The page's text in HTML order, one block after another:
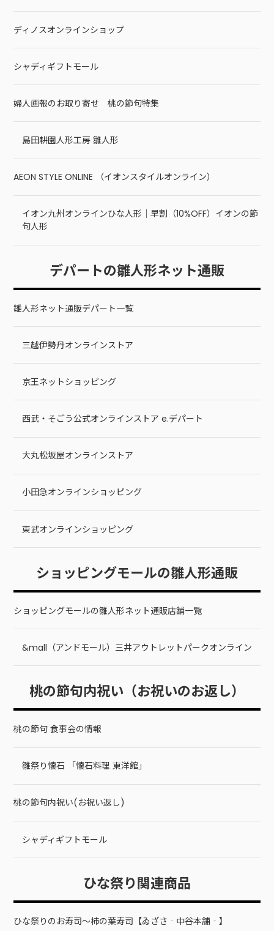
ディノスオンラインショップ
シャディギフトモール
婦人画報のお取り寄せ 桃の節句特集
島田耕園人形工房 雛人形
AEON STYLE ONLINE （イオンスタイルオンライン）
イオン九州オンラインひな人形｜早割（10%OFF）イオンの節
句人形
デパートの雛人形ネット通販
雛人形ネット通販デパート一覧
三越伊勢丹オンラインストア
京王ネットショッピング
西武・そごう公式オンラインストア e.デパート
大丸松坂屋オンラインストア
小田急オンラインショッピング
東武オンラインショッピング
ショッピングモールの雛人形通販
ショッピングモールの雛人形ネット通販店舗一覧
&mall（アンドモール）三井アウトレットパークオンライン
桃の節句内祝い（お祝いのお返し）
桃の節句 食事会の情報
雛祭り懐石 「懐石料理 東洋館」
桃の節句内祝い(お祝い返し)
シャディギフトモール
ひな祭り関連商品
ひな祭りのお寿司～柿の葉寿司【ゐざさ‐中谷本舗‐】